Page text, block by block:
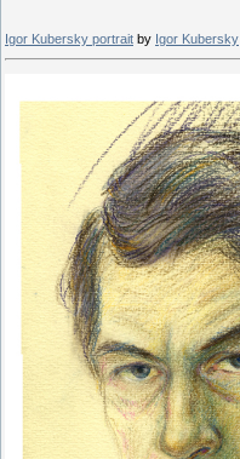
Igor Kubersky portrait by Igor Kubersky